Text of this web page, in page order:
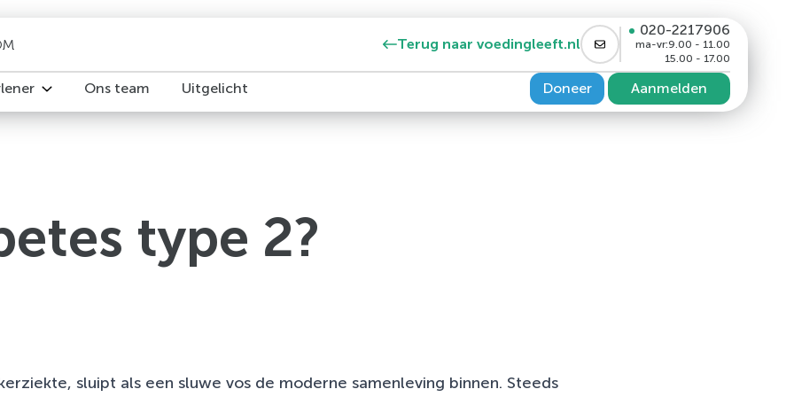
Terug naar voedingleeft.nl
020-2217906
ma-vr:9.00 - 11.00
15.00 - 17.00
zonder diabetesmedicatie of alleen metformine en/of DPP4 remmer en/of GLP1
patiënt over Keer Diabetes2 Om
Ons team Uitgelicht Doneer Aanmelden
type 2?
sluipt als een sluwe vos de moderne samenleving binnen. Steeds